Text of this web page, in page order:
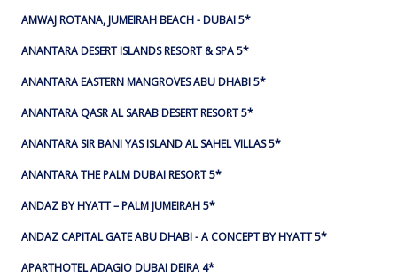
AMWAJ ROTANA, JUMEIRAH BEACH - DUBAI 5*
ANANTARA DESERT ISLANDS RESORT & SPA 5*
ANANTARA EASTERN MANGROVES ABU DHABI 5*
ANANTARA QASR AL SARAB DESERT RESORT 5*
ANANTARA SIR BANI YAS ISLAND AL SAHEL VILLAS 5*
ANANTARA THE PALM DUBAI RESORT 5*
ANDAZ BY HYATT – PALM JUMEIRAH 5*
ANDAZ CAPITAL GATE ABU DHABI - A CONCEPT BY HYATT 5*
APARTHOTEL ADAGIO DUBAI DEIRA 4*